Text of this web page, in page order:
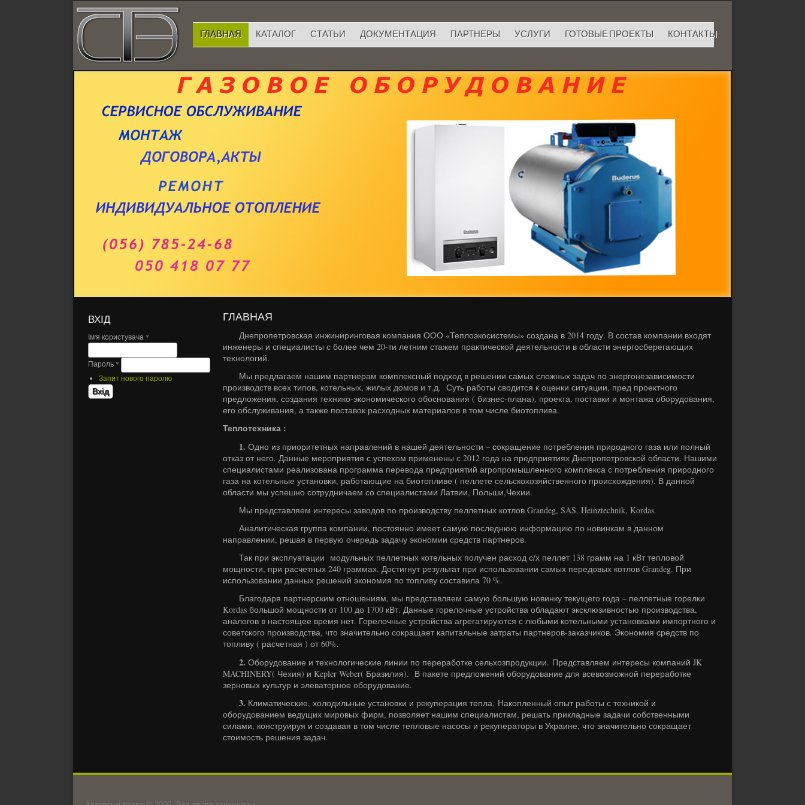
ГЛАВНАЯ КАТАЛОГ СТАТЬИ ДОКУМЕНТАЦИЯ ПАРТНЕРЫ УСЛУГИ ГОТОВЫЕ ПРОЕКТЫ КОНТАКТЫ
ВХІД
Ім'я користувача *
Пароль *
Запит нового паролю
ГЛАВНАЯ
Днепропетровская инжиниринговая компания ООО «Теплоэкосистемы» создана в 2014 году. В состав компании входят
инженеры и специалисты с более чем 20-ти летним стажем практической деятельности в области энергосберегающих
технологий.
Мы предлагаем нашим партнерам комплексный подход в решении самых сложных задач по энергонезависимости
производств всех типов, котельных, жилых домов и т.д. Суть работы сводится к оценки ситуации, пред проектного
предложения, создания технико-экономического обоснования ( бизнес-плана), проекта, поставки и монтажа оборудования,
его обслуживания, а также поставок расходных материалов в том числе биотоплива.
Теплотехника :
1. Одно из приоритетных направлений в нашей деятельности – сокращение потребления природного газа или полный
отказ от него. Данные мероприятия с успехом применены с 2012 года на предприятиях Днепропетровской области. Нашими
специалистами реализована программа перевода предприятий агропромышленного комплекса с потребления природного
газа на котельные установки, работающие на биотопливе ( пеллете сельскохозяйственного происхождения). В данной
области мы успешно сотрудничаем со специалистами Латвии, Польши,Чехии.
Мы представляем интересы заводов по производству пеллетных котлов Grandeg, SAS, Heinztechnik, Kordas.
Аналитическая группа компании, постоянно имеет самую последнюю информацию по новинкам в данном
направлении, решая в первую очередь задачу экономии средств партнеров.
Так при эксплуатации модульных пеллетных котельных получен расход с/х пеллет 138 грамм на 1 кВт тепловой
мощности, при расчетных 240 граммах. Достигнут результат при использовании самых передовых котлов Grandeg. При
использовании данных решений экономия по топливу составила 70 %.
Благодаря партнерским отношениям, мы представляем самую большую новинку текущего года – пеллетные горелки
Kordas большой мощности от 100 до 1700 кВт. Данные горелочные устройства обладают эксклюзивностью производства,
аналогов в настоящее время нет. Горелочные устройства агрегатируются с любыми котельными установками импортного и
советского производства, что значительно сокращает капитальные затраты партнеров-заказчиков. Экономия средств по
топливу ( расчетная ) от 60%.
2. Оборудование и технологические линии по переработке сельхозпродукции. Представляем интересы компаний JK
MACHINERY( Чехия) и Kepler Weber( Бразилия). В пакете предложений оборудование для всевозможной переработке
зерновых культур и элеваторное оборудование.
3. Климатические, холодильные установки и рекуперация тепла. Накопленный опыт работы с техникой и
оборудованием ведущих мировых фирм, позволяет нашим специалистам, решать прикладные задачи собственными
силами, конструируя и создавая в том числе тепловые насосы и рекуператоры в Украине, что значительно сокращает
стоимость решения задач.